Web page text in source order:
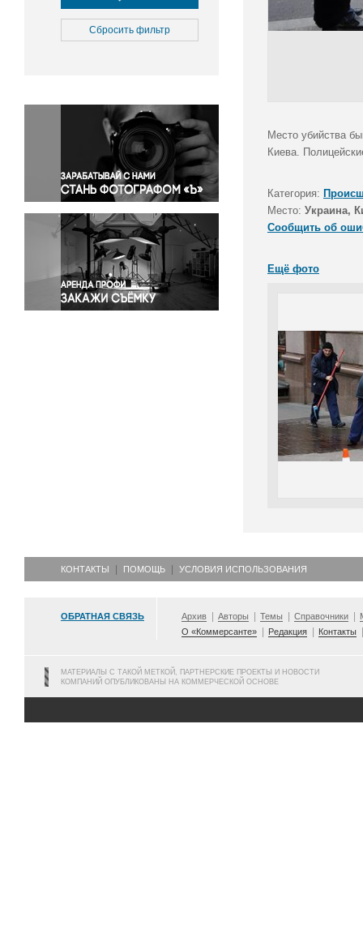
Культура
Медицина
Окружающая среда
Политика
Правосудие
Происшествия и конфликты
Религия
Светская жизнь
Спорт
Экология
Экономика и бизнес
Сбросить фильтр
Место убийства
Киева.
Категория:
Место: Украина,
Сообщить об
Ещё фото
КОНТАКТЫ ПОМОЩЬ УСЛОВИЯ ИСПОЛЬЗОВАНИЯ
ОБРАТНАЯ СВЯЗЬ Архив Авторы Темы Справочники
О «Коммерсанте»
Редакция Контакты
МАТЕРИАЛЫ С ТАКОЙ МЕТКОЙ, ПАРТНЕРСКИЕ ПРОЕКТЫ И НОВОСТИ
КОМПАНИЙ ОПУБЛИКОВАНЫ НА КОММЕРЧЕСКОЙ ОСНОВЕ